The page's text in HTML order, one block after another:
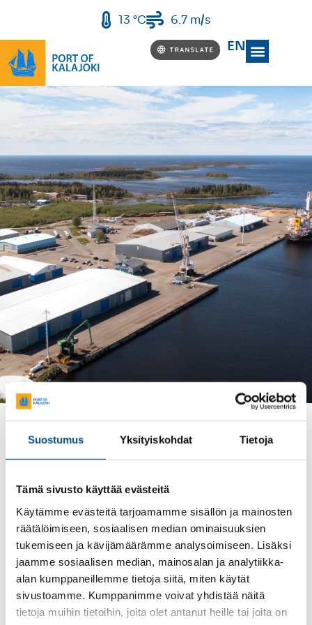
Suostumus Yksityiskohdat Tietoja
Tämä sivusto käyttää evästeitä
Käytämme evästeitä tarjoamamme sisällön ja mainosten
räätälöimiseen, sosiaalisen median ominaisuuksien
tukemiseen ja kävijämäärämme analysoimiseen. Lisäksi
jaamme sosiaalisen median, mainosalan ja analytiikka-
alan kumppaneillemme tietoja siitä, miten käytät
sivustoamme. Kumppanimme voivat yhdistää näitä
tietoja muihin tietoihin, joita olet antanut heille tai joita on
13 °C 6.7 m/s
EN
YRITYSPUISTO
Kalajoen satamassa on tilaa
yrityksellesi kasvulle
Kalajoen sataman yrityspuistossa toimii tällä
hetkellä 15 yritystä, jotka voivat hyödyntää
toistensa palveluita ja muodostaa vahvan
paikallisen arvoketjun. Tervetuloa menestyjien
joukkoon!